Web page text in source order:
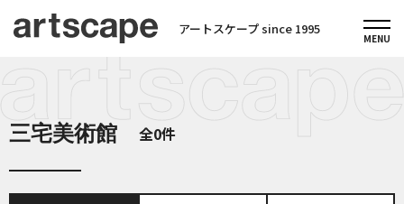
アートスケープ since 1995
三宅美術館 全0件